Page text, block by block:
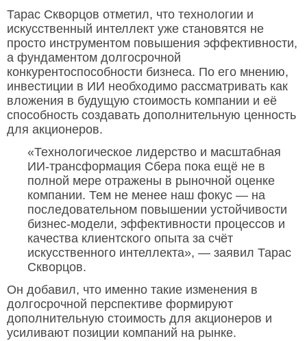
Тарас Скворцов отметил, что технологии и
искусственный интеллект уже становятся не
просто инструментом повышения эффективности,
а фундаментом долгосрочной
конкурентоспособности бизнеса. По его мнению,
инвестиции в ИИ необходимо рассматривать как
вложения в будущую стоимость компании и её
способность создавать дополнительную ценность
для акционеров.
«Технологическое лидерство и масштабная
ИИ-трансформация Сбера пока ещё не в
полной мере отражены в рыночной оценке
компании. Тем не менее наш фокус — на
последовательном повышении устойчивости
бизнес-модели, эффективности процессов и
качества клиентского опыта за счёт
искусственного интеллекта», — заявил Тарас
Скворцов.
Он добавил, что именно такие изменения в
долгосрочной перспективе формируют
дополнительную стоимость для акционеров и
усиливают позиции компаний на рынке.